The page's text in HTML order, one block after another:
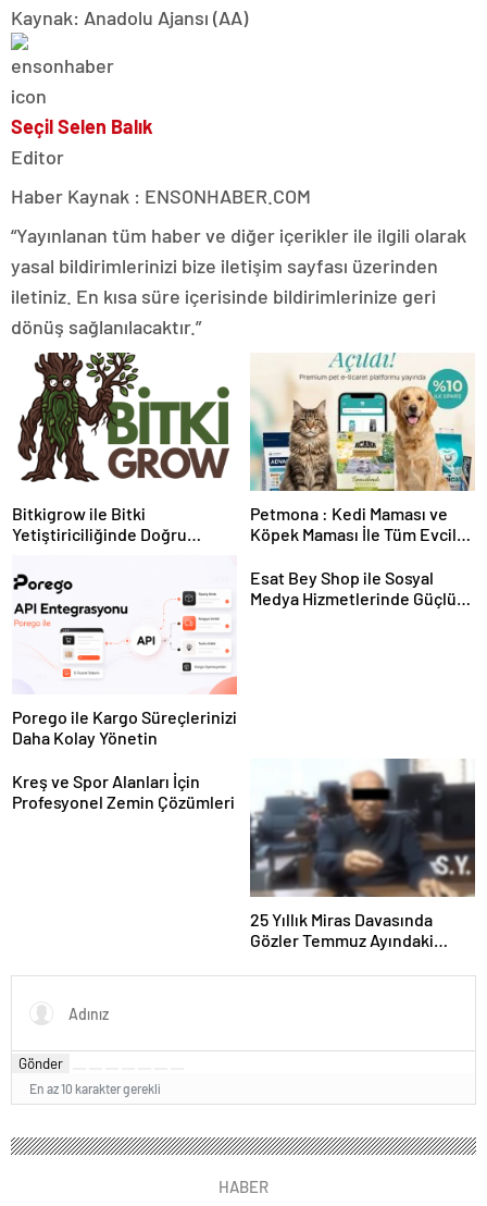
Kaynak: Anadolu Ajansı (AA)
Seçil Selen Balık
Editor
Haber Kaynak : ENSONHABER.COM
“Yayınlanan tüm haber ve diğer içerikler ile ilgili olarak
yasal bildirimlerinizi bize iletişim sayfası üzerinden
iletiniz. En kısa süre içerisinde bildirimlerinize geri
dönüş sağlanılacaktır.”
Bitkigrow ile Bitki
Yetiştiriciliğinde Doğru
Petmona : Kedi Maması ve
Köpek Maması İle Tüm Evcil
Porego ile Kargo Süreçlerinizi
Daha Kolay Yönetin
Esat Bey Shop ile Sosyal
Medya Hizmetlerinde Güçlü
Kreş ve Spor Alanları İçin
Profesyonel Zemin Çözümleri
25 Yıllık Miras Davasında
Gözler Temmuz Ayındaki
Gönder
En az 10 karakter gerekli
HABER